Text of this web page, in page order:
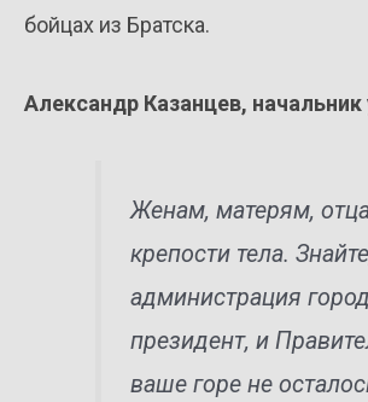
бойцах из Братска.
Александр Казанцев,
Женам, матерям,
крепости тела.
администрация
президент, и
ваше горе не